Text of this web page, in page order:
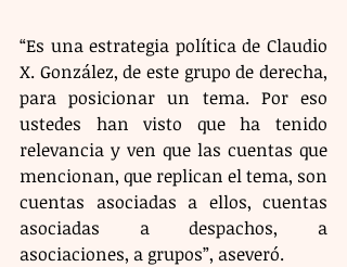
“Es una estrategia política de Claudio
X. González, de este grupo de derecha,
para posicionar un tema. Por eso
ustedes han visto que ha tenido
relevancia y ven que las cuentas que
mencionan, que replican el tema, son
cuentas asociadas a ellos, cuentas
asociadas a despachos, a
asociaciones, a grupos”, aseveró.